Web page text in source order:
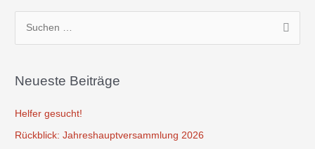
hNeueste Beiträge
Helfer gesucht!
Rückblick: Jahreshauptversammlung 2026